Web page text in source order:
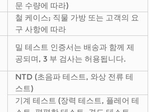
문 수량에 따라)
철 케이스; 직물 가방 또는 고객의 요
구 사항에 따라
밀 테스트 인증서는 배송과 함께 제
공되며, 3 부 검사는 허용됩니다.
NTD (초음파 테스트, 와상 전류 테
스트)
기계 테스트 (장력 테스트, 플레어 테